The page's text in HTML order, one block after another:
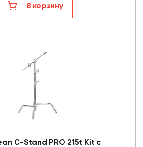
В корзину
C-Stand PRO 215t Kit с